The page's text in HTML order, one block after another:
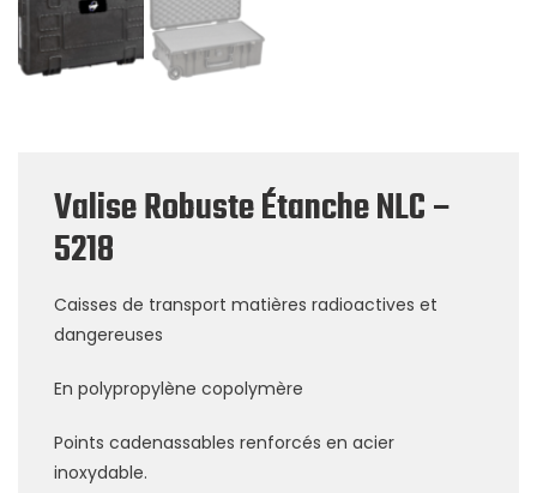
Valise Robuste Étanche NLC –
5218
Caisses de transport matières radioactives et
dangereuses
En polypropylène copolymère
Points cadenassables renforcés en acier
inoxydable.